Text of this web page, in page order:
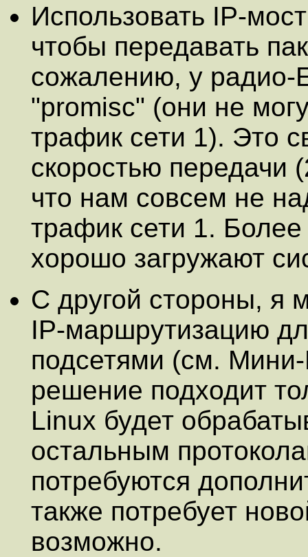
Использовать IP-
чтобы передавать
сожалению, у радио-
"promisc" (они не
трафик сети 1). Это
скоростью передачи
что нам совсем не
трафик сети 1. Более
хорошо загружают
С другой стороны, я
IP-маршрутизацию
подсетями (см.
решение подходит
Linux будет
остальным
потребуются
также потребует
возможно.